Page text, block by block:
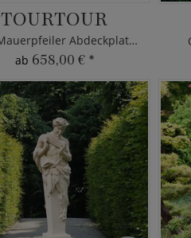
TOURTOUR
Edle Mauerpfeiler Abdeckplatte aus Stein
ab 658,00 € *